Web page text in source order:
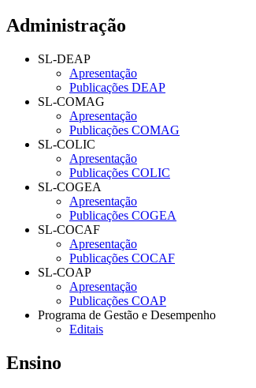
Administração
SL-DEAP
Apresentação
Publicações DEAP
SL-COMAG
Apresentação
Publicações COMAG
SL-COLIC
Apresentação
Publicações COLIC
SL-COGEA
Apresentação
Publicações COGEA
SL-COCAF
Apresentação
Publicações COCAF
SL-COAP
Apresentação
Publicações COAP
Programa de Gestão e Desempenho
Editais
Ensino